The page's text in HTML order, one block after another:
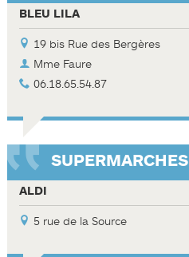
BLEU LILA
19 bis Rue des Bergères
Mme Faure
06.18.65.54.87
SUPERMARCHES
ALDI
5 rue de la Source